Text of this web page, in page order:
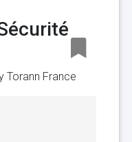
Torann France